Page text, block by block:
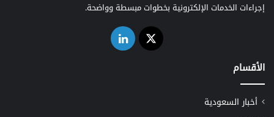
إجراءات الخدمات الإلكترونية بخطوات مبسطة وواضحة.
‫X لينكدإن
الأقسام
أخبار السعودية